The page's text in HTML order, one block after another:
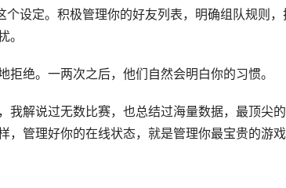
设定。积极管理你的好友列表，明确组队规则，
。
绝。一两次之后，他们自然会明白你的习惯。
我解说过无数比赛，也总结过海量数据，最顶尖
，管理好你的在线状态，就是管理你最宝贵的游